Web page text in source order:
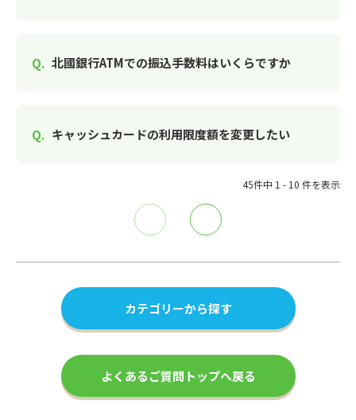
北國銀行ATMでの振込手数料はいくらですか
キャッシュカードの利用限度額を変更したい
45件中 1 - 10 件を表示
カテゴリーから探す
よくあるご質問トップへ戻る